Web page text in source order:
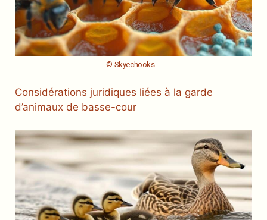
© Skyechooks
Considérations juridiques liées à la garde
d’animaux de basse-cour